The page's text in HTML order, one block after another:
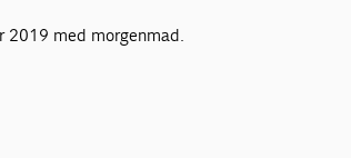
2019 med morgenmad.